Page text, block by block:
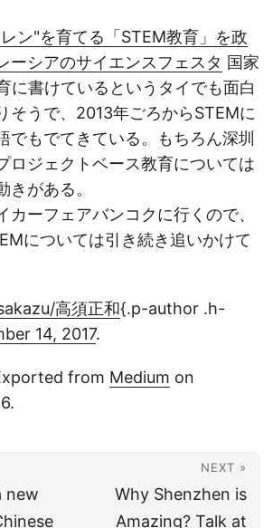
ン"を育てる「STEM教育」を政
ーシアのサイエンスフェスタ 国家
に書けているというタイでも面白
そうで、2013年ごろからSTEMに
でもでてきている。もちろん深圳
ロジェクトベース教育については
きがある。
カーフェアバンコクに行くので、
については引き続き追いかけて
高須正和{.p-author .h-
14, 2017.
from Medium on
new
NEXT »
Why Shenzhen is
Amazing? Talk at